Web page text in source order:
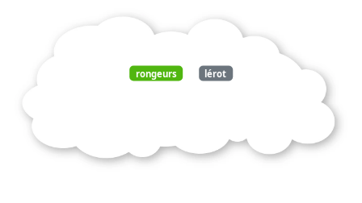
rongeurs lérot